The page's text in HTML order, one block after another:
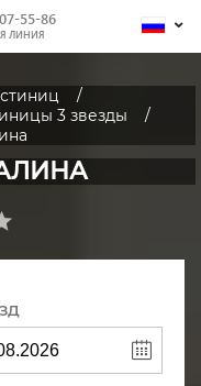
55-86
ЛИНИЯ
3 звезды